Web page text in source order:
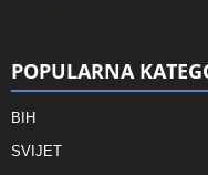
POPULARNA
BIH
SVIJET